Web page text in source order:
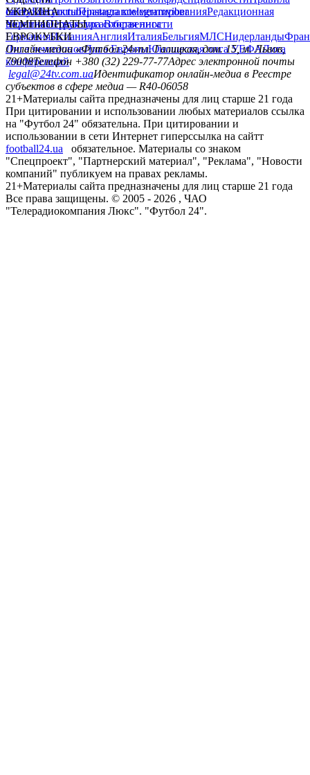
сайтуКонтактыПравила комментированияРедакционная
политикаСтруктура собственности
facebookxyoutubeinstagramtelegramviber
УКРАИНА
УкраинаПервая лигаВторая лига
ЧЕМПИОНАТЫ
ГерманияИспанияАнглияИталияБельгияМЛСНидерланды
ЕВРОКУБКИ
Лига чемпионовЛига ЕвропыЮношеская лига УЕФАЛига
конференций
Онлайн-медиа «Футбол 24»пл. Галицкая, дом. 15, м. Львов,
79008Телефон +380 (32) 229-77-77Адрес электронной почты
legal@24tv.com.uaИдентификатор онлайн-медиа в Реестре
субъектов в сфере медиа — R40-06058
21+Материалы сайта предназначены для лиц старше 21 года
При цитировании и использовании любых материалов ссылка
на "Футбол 24" обязательна. При цитировании и
использовании в сети Интернет гиперссылка на сайтт
football24.ua
обязательное. Материалы со знаком
"Спецпроект", "Партнерский материал", "Реклама", "Новости
компаний" публикуем на правах рекламы.
21+Материалы сайта предназначены для лиц старше 21 года
Все права защищены. © 2005 - 2026 , ЧАО
"Телерадиокомпания Люкс". "Футбол 24".